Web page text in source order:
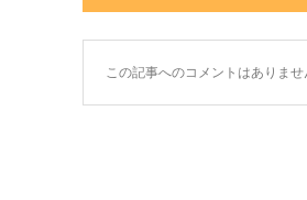
この記事へのコメントはありませ